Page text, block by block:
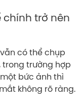
trở nên
có thể chụp
trong trường hợp
bức ảnh thì
không rõ ràng.